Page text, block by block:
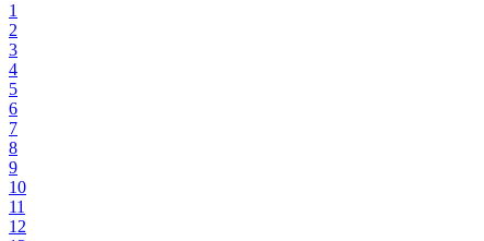
1
2
3
4
5
6
7
8
9
10
11
12